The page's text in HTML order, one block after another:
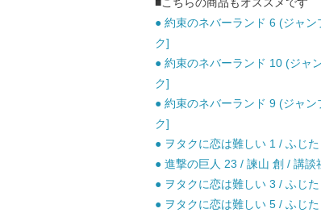
● 約束のネバーランド 6 (ジャ
ク]
● 約束のネバーランド 10 (ジャ
ク]
● 約束のネバーランド 9 (ジャ
ク]
● ヲタクに恋は難しい 1 / ふじ
● 進撃の巨人 23 / 諫山 創 / 講談
● ヲタクに恋は難しい 3 / ふじ
● ヲタクに恋は難しい 5 / ふじ